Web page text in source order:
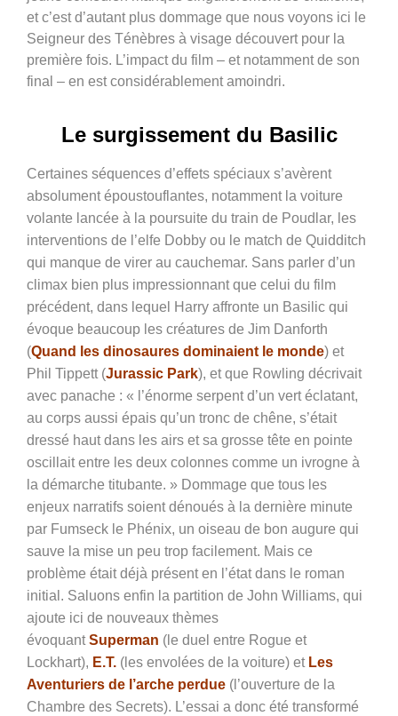
et c’est d’autant plus dommage que nous voyons ici le
Seigneur des Ténèbres à visage découvert pour la
première fois. L’impact du film – et notamment de son
final – en est considérablement amoindri.
Le surgissement du Basilic
Certaines séquences d’effets spéciaux s’avèrent
absolument époustouflantes, notamment la voiture
volante lancée à la poursuite du train de Poudlar, les
interventions de l’elfe Dobby ou le match de Quidditch
qui manque de virer au cauchemar. Sans parler d’un
climax bien plus impressionnant que celui du film
précédent, dans lequel Harry affronte un Basilic qui
évoque beaucoup les créatures de Jim Danforth
(Quand les dinosaures dominaient le monde) et
Phil Tippett (Jurassic Park), et que Rowling décrivait
avec panache : « l’énorme serpent d’un vert éclatant,
au corps aussi épais qu’un tronc de chêne, s’était
dressé haut dans les airs et sa grosse tête en pointe
oscillait entre les deux colonnes comme un ivrogne à
la démarche titubante. » Dommage que tous les
enjeux narratifs soient dénoués à la dernière minute
par Fumseck le Phénix, un oiseau de bon augure qui
sauve la mise un peu trop facilement. Mais ce
problème était déjà présent en l’état dans le roman
initial. Saluons enfin la partition de John Williams, qui
ajoute ici de nouveaux thèmes
évoquant Superman (le duel entre Rogue et
Lockhart), E.T. (les envolées de la voiture) et Les
Aventuriers de l’arche perdue (l’ouverture de la
Chambre des Secrets). L’essai a donc été transformé